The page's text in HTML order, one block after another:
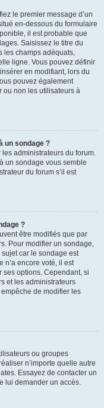
le premier message d’un
en-dessous du formulaire
il est probable que
Saisissez le titre du
les champs adéquats,
ligne. Vous pouvez définir
en modifiant, lors du
pouvez également
ou non les utilisateurs à
un sondage ?
les administrateurs du forum.
un sondage vous semble
du forum s’il est
?
être modifiés que par
Pour modifier un sondage,
car le sondage est
n’a encore voté, il est
options. Cependant, si
et les administrateurs
de modifier les
ou groupes
n’importe quelle autre
Essayez de contacter un
lui demander un accès.